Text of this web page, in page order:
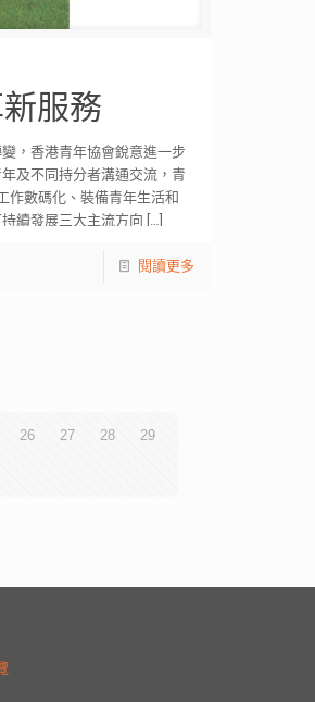
服務
，香港青年協會銳意進一步
及不同持分者溝通交流，青
作數碼化、裝備青年生活和
續發展三大主流方向 […]
閱讀更多
26 27 28 29